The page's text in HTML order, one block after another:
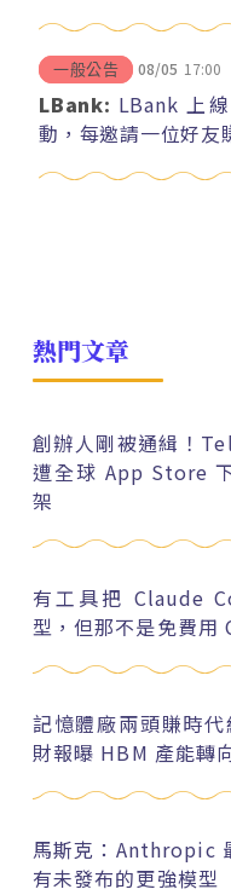
一般公告 08/05 17:00
LBank: LBank 上
動，每邀請一位好友
熱門文章
創辦人剛被通緝！
遭全球 App Store
架
有工具把 Claude
型，但那不是免費用
記憶體廠兩頭賺時
財報曝 HBM 產能轉
馬斯克：Anthropic
有未發布的更強模型